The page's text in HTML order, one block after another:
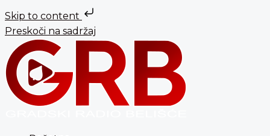
Skip to content
Preskoči na sadržaj